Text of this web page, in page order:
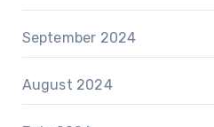
September 2024
August 2024